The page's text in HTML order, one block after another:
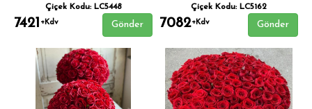
Çiçek Kodu: LC5448
7421 +Kdv Gönder
Çiçek Kodu: LC5162
7082+Kdv Gönder